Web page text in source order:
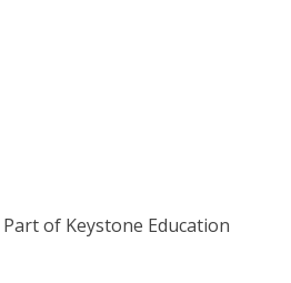
of Keystone Education